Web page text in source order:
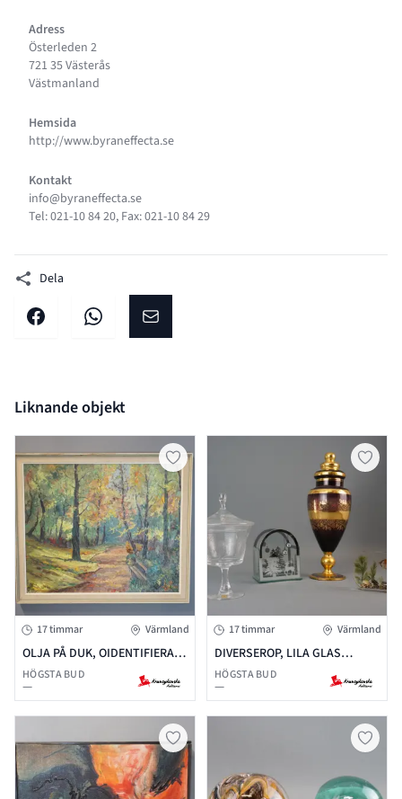
Adress
Österleden 2
721 35 Västerås
Västmanland
Hemsida
http://www.byraneffecta.se
Kontakt
info@byraneffecta.se
Tel: 021-10 84 20, Fax: 021-10 84 29
Dela
Dela på facebookDela på WhatsAppDela på E-post
Liknande objekt
17 timmar Värmland
OLJA PÅ DUK, OIDENTIFIERAD
KONSTNÄR, SIGNERAD
HÖGSTA BUD
—
17 timmar Värmland
DIVERSEROP, LILA GLAS
LOCKURNA ITALIEN, ÅFORS
KRISTALL BONBONJÄRER, MM.
HÖGSTA BUD
—